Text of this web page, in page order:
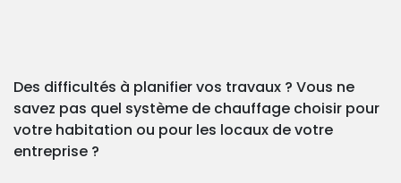
Des difficultés à planifier vos travaux ? Vous ne
savez pas quel système de chauffage choisir pour
votre habitation ou pour les locaux de votre
entreprise ?